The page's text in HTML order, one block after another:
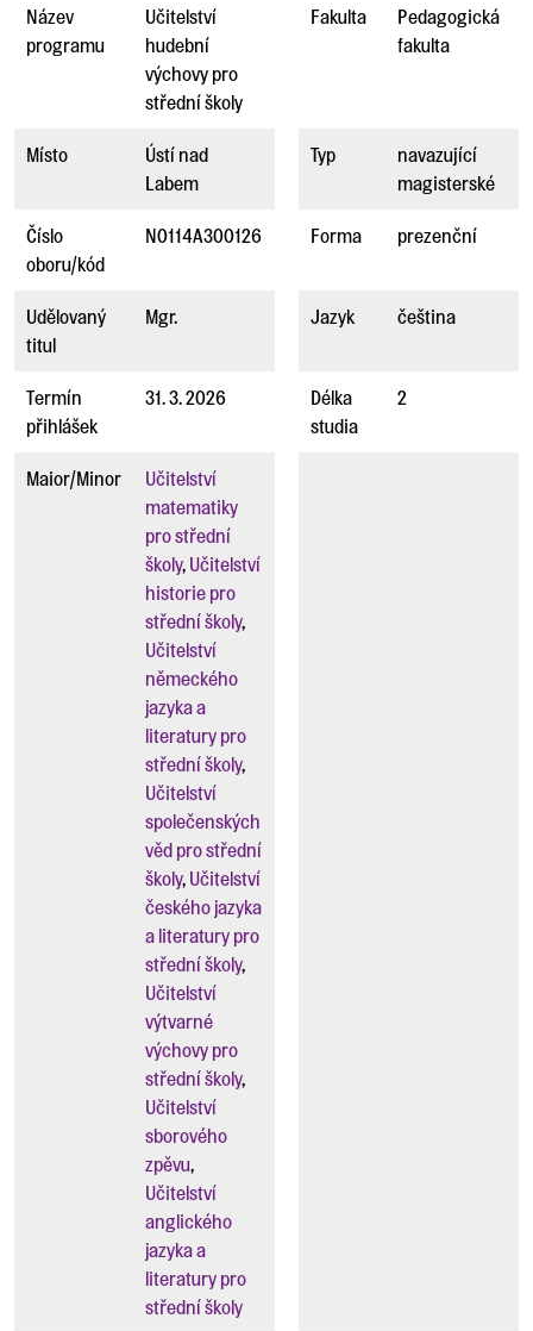
Název
programu
Učitelství
hudební
výchovy pro
střední školy
Fakulta
Pedagogická
fakulta
Místo
Ústí nad
Labem
Typ
navazující
magisterské
Číslo
oboru/kód
N0114A300126 Forma prezenční
Udělovaný
titul
Mgr. Jazyk čeština
Termín
přihlášek
31. 3. 2026
Délka
studia
2
Maior/Minor
Učitelství
matematiky
pro střední
školy, Učitelství
historie pro
střední školy,
Učitelství
německého
jazyka a
literatury pro
střední školy,
Učitelství
společenských
věd pro střední
školy, Učitelství
českého jazyka
a literatury pro
střední školy,
Učitelství
výtvarné
výchovy pro
střední školy,
Učitelství
sborového
zpěvu,
Učitelství
anglického
jazyka a
literatury pro
střední školy